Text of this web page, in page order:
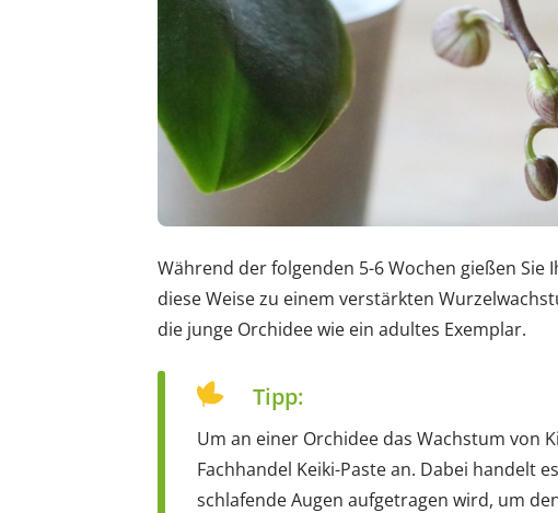
Während der folgenden 5-6 Wochen gießen
diese Weise zu einem verstärkten
die junge Orchidee wie ein adultes Exemplar.
Tipp:
Um an einer Orchidee das Wachstum von
Fachhandel Keiki-Paste an. Dabei handelt
schlafende Augen aufgetragen wird, um